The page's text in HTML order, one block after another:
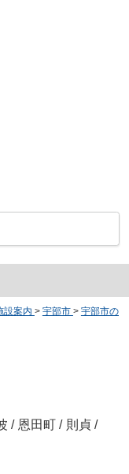
設案内 > 宇部市 > 宇部市の
/ 恩田町 / 則貞 /